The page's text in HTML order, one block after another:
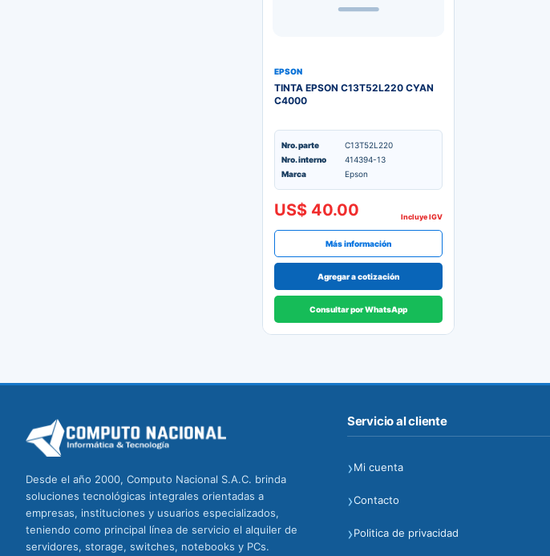
EPSON
TINTA EPSON C13T52L220 CYAN
C4000
Nro. parte
C13T52L220
Nro. interno
414394-13
Marca
Epson
US$ 40.00 Incluye IGV
Más información
Agregar a cotización
Consultar por WhatsApp
Desde el año 2000, Computo Nacional S.A.C. brinda
soluciones tecnológicas integrales orientadas a
empresas, instituciones y usuarios especializados,
teniendo como principal línea de servicio el alquiler de
servidores, storage, switches, notebooks y PCs.
Servicio al cliente
›Mi cuenta
›Contacto
›Politica de privacidad